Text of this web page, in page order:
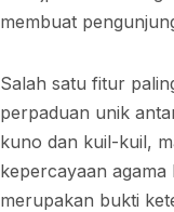
membuat
Salah satu fitur
perpaduan unik
kuno dan kuil-kuil,
kepercayaan
merupakan bukti